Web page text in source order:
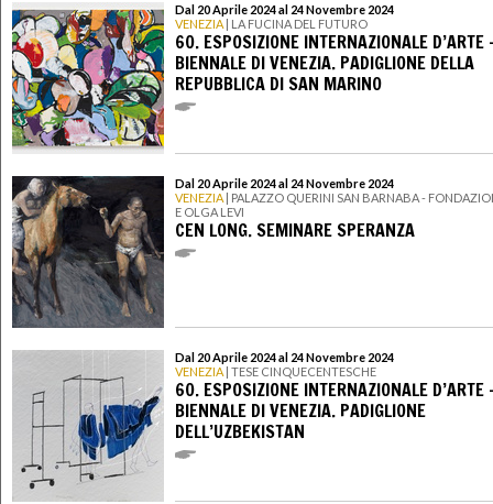
Dal 20 Aprile 2024 al 24 Novembre 2024
VENEZIA | LA FUCINA DEL FUTURO
60. ESPOSIZIONE INTERNAZIONALE D’ARTE
BIENNALE DI VENEZIA. PADIGLIONE DELLA
REPUBBLICA DI SAN MARINO
Dal 20 Aprile 2024 al 24 Novembre 2024
VENEZIA | PALAZZO QUERINI SAN BARNABA -
E OLGA LEVI
CEN LONG. SEMINARE SPERANZA
Dal 20 Aprile 2024 al 24 Novembre 2024
VENEZIA | TESE CINQUECENTESCHE
60. ESPOSIZIONE INTERNAZIONALE D’ARTE
BIENNALE DI VENEZIA. PADIGLIONE
DELL’UZBEKISTAN